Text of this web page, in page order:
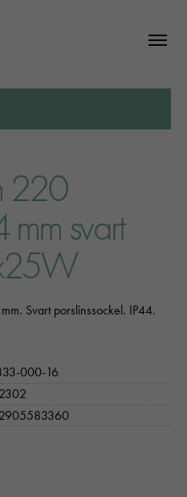
220
svart
Svart porslinssockel. IP44.
000-16